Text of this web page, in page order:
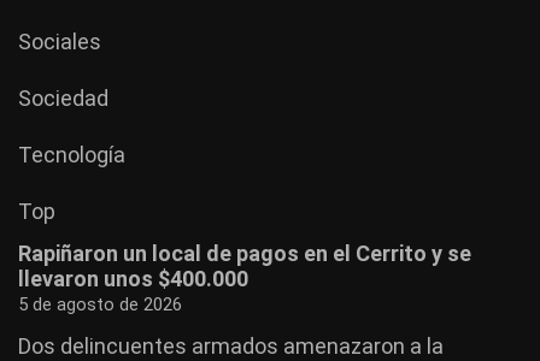
Sociales
Sociedad
Tecnología
Top
Rapiñaron un local de pagos en el Cerrito y se
llevaron unos $400.000
5 de agosto de 2026
Dos delincuentes armados amenazaron a la